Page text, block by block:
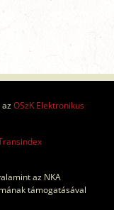
azOSzK Elektronikus
az NKA
támogatásával